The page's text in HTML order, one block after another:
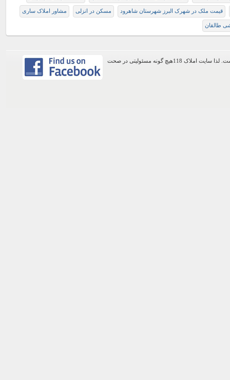
قیمت ملک در شهرک البرز شهرستان شاهرود مسکن در انزلی مشاور املاک ساری
طالقان
اطلاعات موجود در این وب سایت از طریق کاربران عمومی سایت ثبت شده است. لذا سایت املاک 118هیچ گونه مسئولیتی در صحت